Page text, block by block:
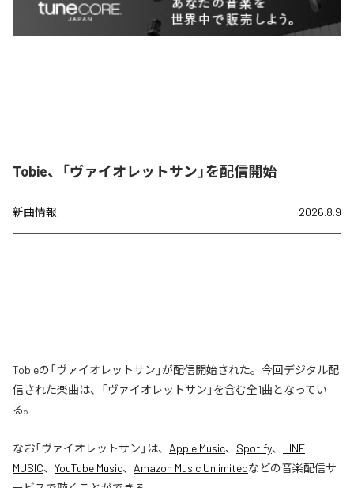
Tobie、「ヴァイオレットサン」を配信開始
新曲情報 2026.8.9
Tobieの「ヴァイオレットサン」が配信開始された。今回デジタル配
信された楽曲は、「ヴァイオレットサン」を含む全1曲となってい
る。
なお「ヴァイオレットサン 」は、 Apple Music、 Spotify、 LINE
MUSIC、 YouTube Music、 Amazon Music Unlimitedなどの音楽配信サ